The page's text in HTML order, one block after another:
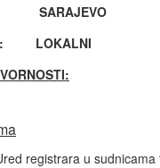
LOKALNI
registrara u